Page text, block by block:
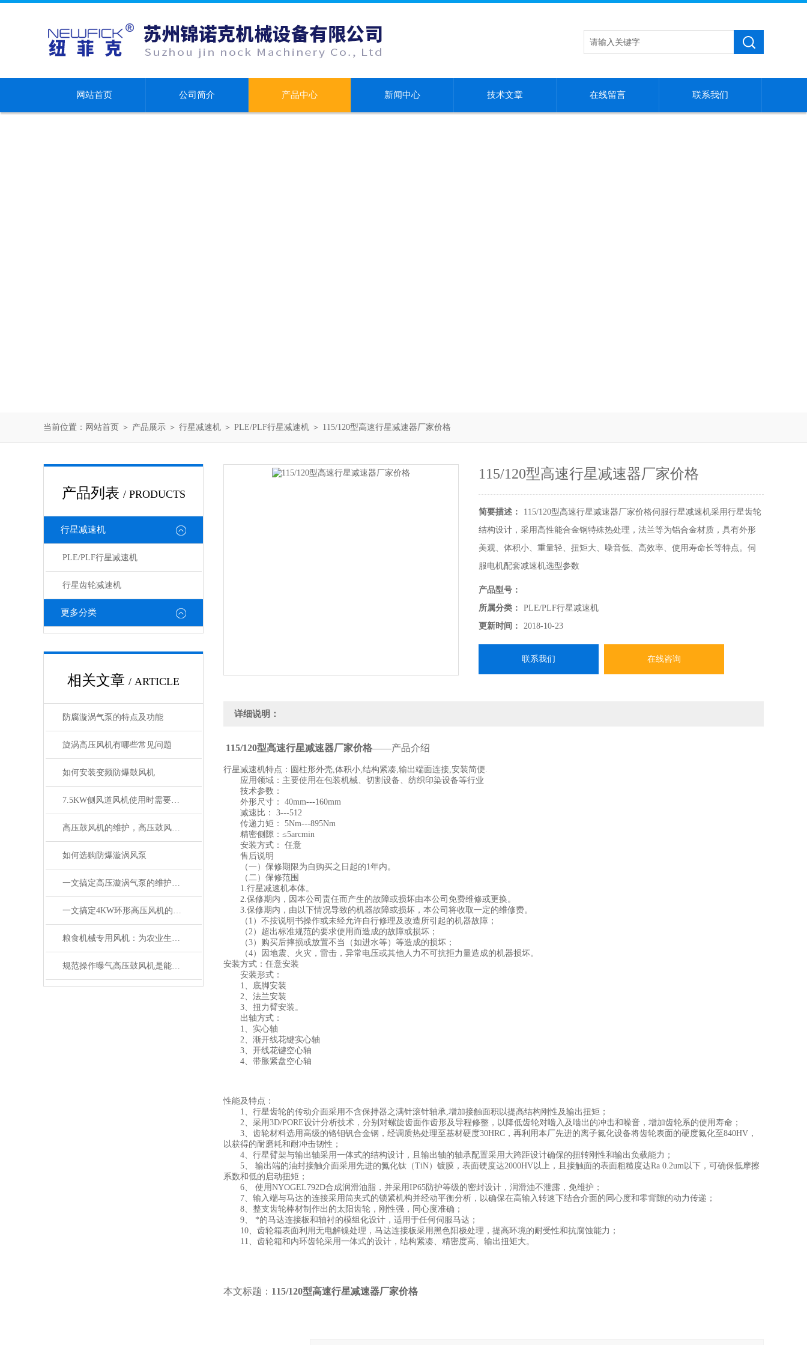
网站首页 公司简介 产品中心 新闻中心 技术文章 在线留言 联系我们
当前位置： 网站首页 ＞ 产品展示 ＞ 行星减速机 ＞ PLE/PLF行星减速机 ＞ 115/120型高速行星减速器厂家价格
产品列表 / PRODUCTS
行星减速机
PLE/PLF行星减速机
行星齿轮减速机
更多分类
相关文章 / ARTICLE
防腐漩涡气泵的特点及功能
旋涡高压风机有哪些常见问题
如何安装变频防爆鼓风机
7.5KW侧风道风机使用时需要注意哪些事项？
高压鼓风机的维护，高压鼓风机的应用
如何选购防爆漩涡风泵
一文搞定高压漩涡气泵的维护与保养要点
一文搞定4KW环形高压风机的原理和特点
粮食机械专用风机：为农业生产提供*动力
规范操作曝气高压鼓风机是能保障供气质量的关键
115/120型高速行星减速器厂家价格
简要描述：
115/120型高速行星减速器厂家价格伺服行星减速机采用行星齿轮
结构设计，采用高性能合金钢特殊热处理，法兰等为铝合金材质，具有外形
美观、体积小、重量轻、扭矩大、噪音低、高效率、使用寿命长等特点。伺
服电机配套减速机选型参数
产品型号：
所属分类：
PLE/PLF行星减速机
更新时间：
2018-10-23
联系我们 在线咨询
详细说明：
115/120型高速行星减速器厂家价格——产品介绍
行星减速机特点：圆柱形外壳,体积小,结构紧凑,输出端面连接,安装简便.
应用领域：主要使用在包装机械、切割设备、纺织印染设备等行业
技术参数：
外形尺寸： 40mm---160mm
减速比： 3---512
传递力矩： 5Nm---895Nm
精密侧隙：≤5arcmin
安装方式： 任意
售后说明
（一）保修期限为自购买之日起的1年内。
（二）保修范围
1.行星减速机本体。
2.保修期内，因本公司责任而产生的故障或损坏由本公司免费维修或更换。
3.保修期内，由以下情况导致的机器故障或损坏，本公司将收取一定的维修费。
（1）不按说明书操作或未经允许自行修理及改造所引起的机器故障；
（2）超出标准规范的要求使用而造成的故障或损坏；
（3）购买后摔损或放置不当（如进水等）等造成的损坏；
（4）因地震、火灾，雷击，异常电压或其他人力不可抗拒力量造成的机器损坏。
安装方式：任意安装
安装形式：
1、底脚安装
2、法兰安装
3、扭力臂安装。
出轴方式：
1、实心轴
2、渐开线花键实心轴
3、开线花键空心轴
4、带胀紧盘空心轴
性能及特点：
1、行星齿轮的传动介面采用不含保持器之满针滚针轴承,增加接触面积以提高结构刚性及输出扭矩；
2、采用3D/PORE设计分析技术，分别对螺旋齿面作齿形及导程修整，以降低齿轮对啮入及啮出的冲击和噪音，增加齿轮系的使用寿命；
3、齿轮材料选用高级的铬钼钒合金钢，经调质热处理至基材硬度30HRC，再利用本厂先进的离子氮化设备将齿轮表面的硬度氮化至840HV，
以获得的耐磨耗和耐冲击韧性；
4、行星臂架与输出轴采用一体式的结构设计，且输出轴的轴承配置采用大跨距设计确保的扭转刚性和输出负载能力；
5、 输出端的油封接触介面采用先进的氮化钛（TiN）镀膜，表面硬度达2000HV以上，且接触面的表面粗糙度达Ra 0.2um以下，可确保低摩擦
系数和低的启动扭矩；
6、 使用NYOGEL792D合成润滑油脂，并采用IP65防护等级的密封设计，润滑油不泄露，免维护；
7、输入端与马达的连接采用筒夹式的锁紧机构并经动平衡分析，以确保在高输入转速下结合介面的同心度和零背隙的动力传递；
8、整支齿轮棒材制作出的太阳齿轮，刚性强，同心度准确；
9、 *的马达连接板和轴衬的模组化设计，适用于任何伺服马达；
10、齿轮箱表面利用无电解镍处理，马达连接板采用黑色阳极处理，提高环境的耐受性和抗腐蚀能力；
11、齿轮箱和内环齿轮采用一体式的设计，结构紧凑、精密度高、输出扭矩大。
本文标题： 115/120型高速行星减速器厂家价格